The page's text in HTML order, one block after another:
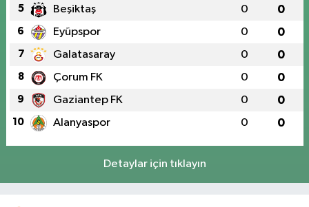
5 Beşiktaş 0 0
6 Eyüpspor 0 0
7 Galatasaray 0 0
8 Çorum FK 0 0
9 Gaziantep FK 0 0
10 Alanyaspor 0 0
Detaylar için tıklayın